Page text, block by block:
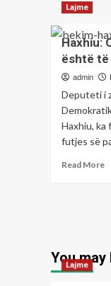
Lajme
Haxhiu:
është
admin
Deputeti i
Haxhiu, ka
futjes së
Read More
YouLajme